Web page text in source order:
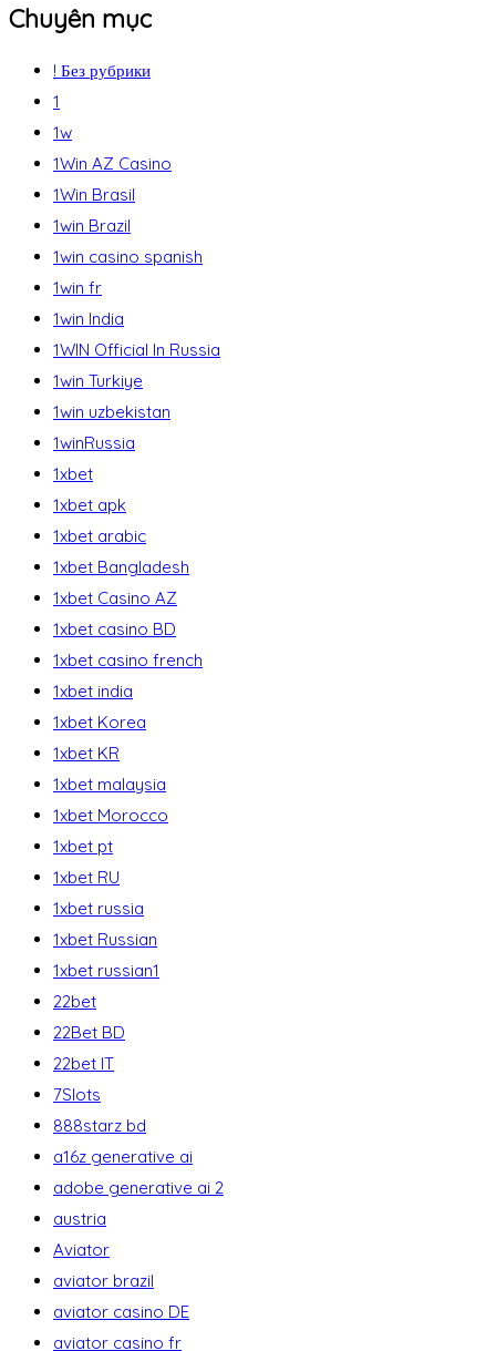
Chuyên mục
! Без рубрики
1
1w
1Win AZ Casino
1Win Brasil
1win Brazil
1win casino spanish
1win fr
1win India
1WIN Official In Russia
1win Turkiye
1win uzbekistan
1winRussia
1xbet
1xbet apk
1xbet arabic
1xbet Bangladesh
1xbet Casino AZ
1xbet casino BD
1xbet casino french
1xbet india
1xbet Korea
1xbet KR
1xbet malaysia
1xbet Morocco
1xbet pt
1xbet RU
1xbet russia
1xbet Russian
1xbet russian1
22bet
22Bet BD
22bet IT
7Slots
888starz bd
a16z generative ai
adobe generative ai 2
austria
Aviator
aviator brazil
aviator casino DE
aviator casino fr